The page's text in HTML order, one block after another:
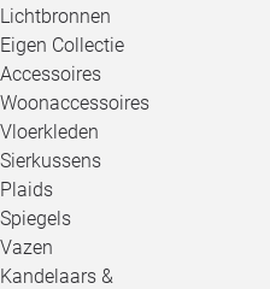
Lichtbronnen
Eigen Collectie
Accessoires
Woonaccessoires
Vloerkleden
Sierkussens
Plaids
Spiegels
Vazen
Kandelaars &